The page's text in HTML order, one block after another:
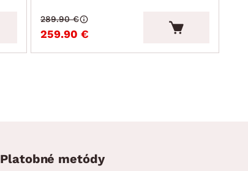
259.90 €
289.90 €
Platobné metódy